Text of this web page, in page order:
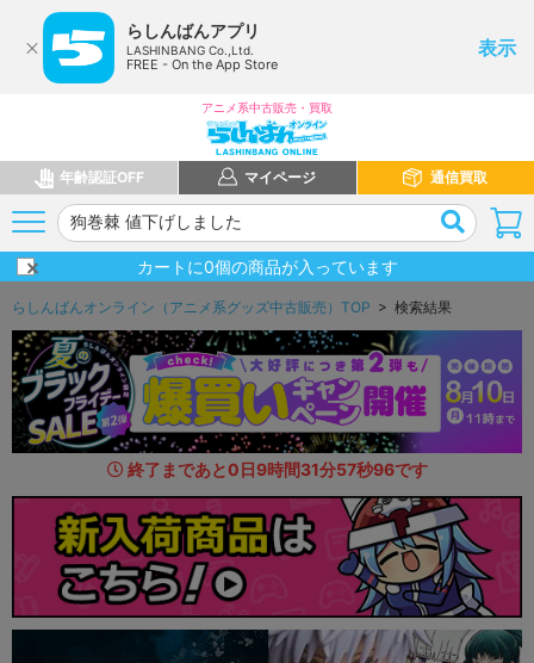
らしんばんアプリ
LASHINBANG Co.,Ltd.
FREE - On the App Store
表示
アニメ系中古販売・買取
年齢認証OFF マイページ 通信買取
カートに0個の商品が入っています
らしんばんオンライン（アニメ系グッズ中古販売）TOP > 検索結果
終了まであと0日9時間31分56秒45です